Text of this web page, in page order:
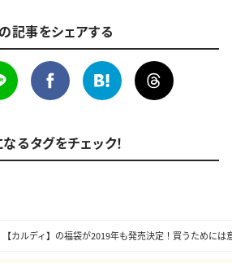
【カルディ】の福袋が2019年も発売決定！買うために
記事をシェアする
るタグをチェック！